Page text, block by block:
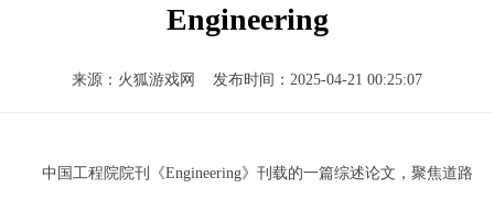
Engineering
来源： 火狐游戏网 发布时间：2025-04-21 00:25:07
中国工程院院刊《Engineering》刊载的一篇综述论文，聚焦道路